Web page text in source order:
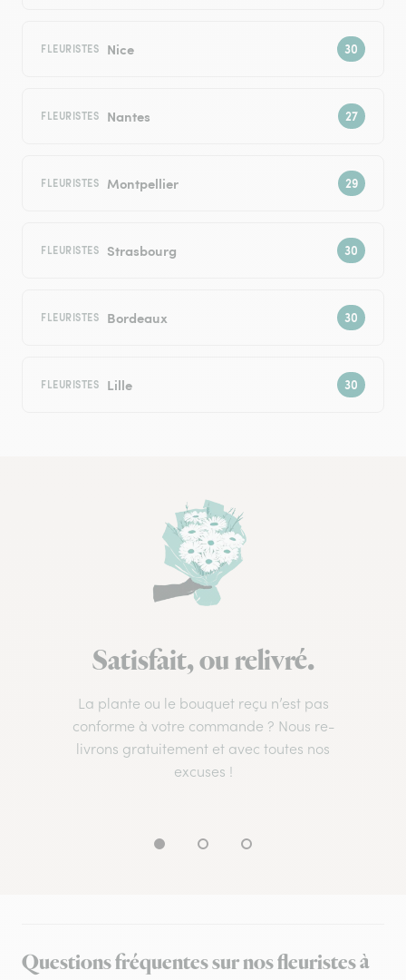
FLEURISTES Nice
FLEURISTES Nantes
FLEURISTES Montpellier
FLEURISTES Strasbourg
FLEURISTES Bordeaux
FLEURISTES Lille
Satisfait, ou relivré.
La plante ou le bouquet reçu n’est pas
conforme à votre commande ? Nous re-
livrons gratuitement et avec toutes nos
excuses !
Questions fréquentes sur nos fleuristes à